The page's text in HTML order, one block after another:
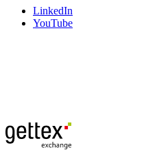
LinkedIn
YouTube